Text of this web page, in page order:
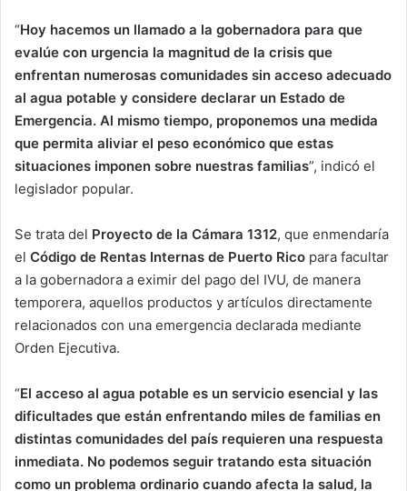
“Hoy hacemos un llamado a la gobernadora para que
evalúe con urgencia la magnitud de la crisis que
enfrentan numerosas comunidades sin acceso adecuado
al agua potable y considere declarar un Estado de
Emergencia. Al mismo tiempo, proponemos una medida
que permita aliviar el peso económico que estas
situaciones imponen sobre nuestras familias”, indicó el
legislador popular.
Se trata del Proyecto de la Cámara 1312, que enmendaría
el Código de Rentas Internas de Puerto Rico para facultar
a la gobernadora a eximir del pago del IVU, de manera
temporera, aquellos productos y artículos directamente
relacionados con una emergencia declarada mediante
Orden Ejecutiva.
“El acceso al agua potable es un servicio esencial y las
dificultades que están enfrentando miles de familias en
distintas comunidades del país requieren una respuesta
inmediata. No podemos seguir tratando esta situación
como un problema ordinario cuando afecta la salud, la